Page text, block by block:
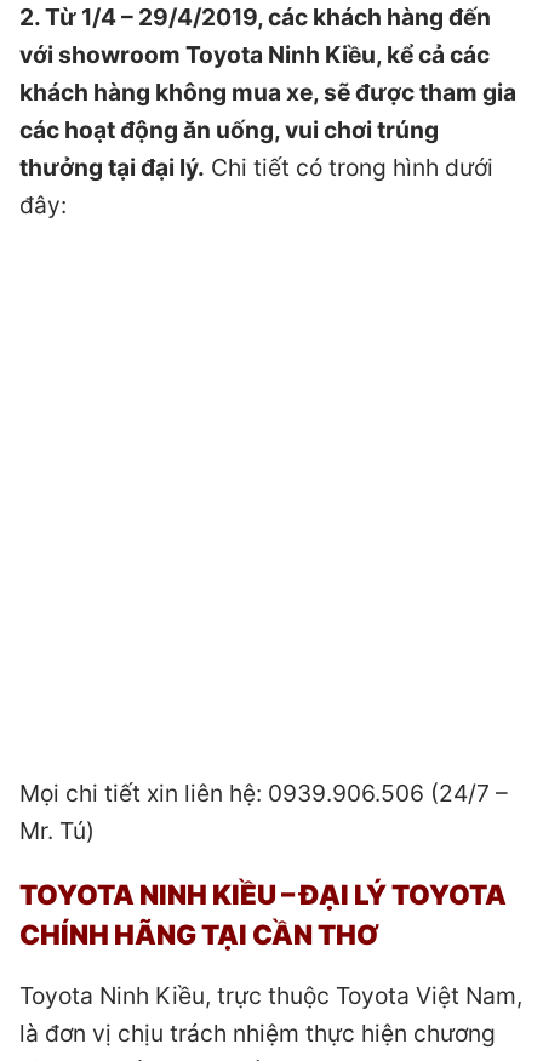
2. Từ 1/4 – 29/4/2019, các khách hàng đến
với showroom Toyota Ninh Kiều, kể cả các
khách hàng không mua xe, sẽ được tham gia
các hoạt động ăn uống, vui chơi trúng
thưởng tại đại lý. Chi tiết có trong hình dưới
đây:
Mọi chi tiết xin liên hệ: 0939.906.506 (24/7 –
Mr. Tú)
TOYOTA NINH KIỀU – ĐẠI LÝ TOYOTA
CHÍNH HÃNG TẠI CẦN THƠ
Toyota Ninh Kiều, trực thuộc Toyota Việt Nam,
là đơn vị chịu trách nhiệm thực hiện chương